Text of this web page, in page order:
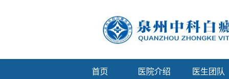
首页 医院介绍 医生团队